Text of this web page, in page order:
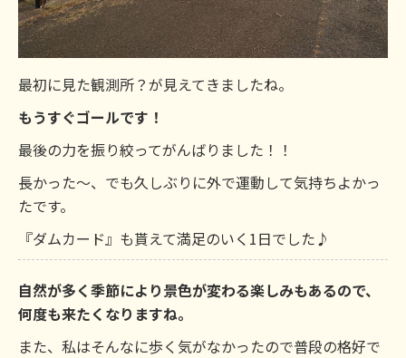
最初に見た観測所？が見えてきましたね。
もうすぐゴールです！
最後の力を振り絞ってがんばりました！！
長かった～、でも久しぶりに外で運動して気持ちよかっ
たです。
『ダムカード』も貰えて満足のいく1日でした♪
自然が多く季節により景色が変わる楽しみもあるので、
何度も来たくなりますね。
また、私はそんなに歩く気がなかったので普段の格好で